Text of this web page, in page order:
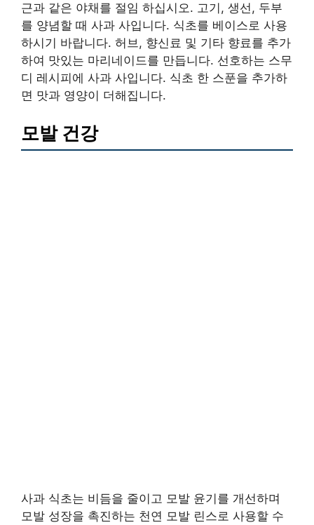
근과 같은 야채를 절임 하십시오. 고기, 생선, 두부
를 양념할 때 사과 사입니다. 식초를 베이스로 사용
하시기 바랍니다. 허브, 향신료 및 기타 향료를 추가
하여 맛있는 마리네이드를 만듭니다. 선호하는 스무
디 레시피에 사과 사입니다. 식초 한 스푼을 추가하
면 맛과 영양이 더해집니다.
모발 건강
사과 식초는 비듬을 줄이고 모발 윤기를 개선하며
모발 성장을 촉진하는 천연 모발 린스로 사용할 수